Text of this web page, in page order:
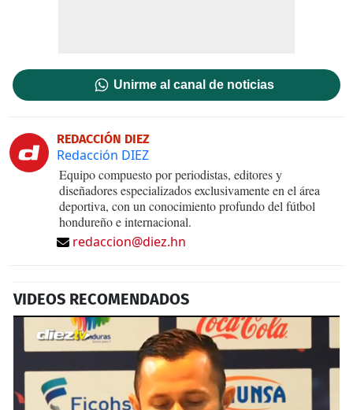
Unirme al canal de noticias
REDACCIÓN DIEZ
Redacción DIEZ
Equipo compuesto por periodistas, editores y
diseñadores especializados exclusivamente en el área
deportiva, con un conocimiento profundo del fútbol
hondureño e internacional.
redaccion@diez.hn
VIDEOS RECOMENDADOS